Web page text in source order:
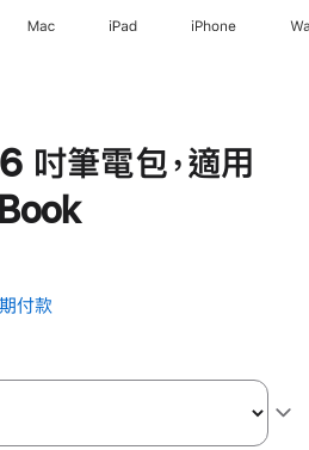
Mac iPad iPhone
吋筆電包，適用
付款